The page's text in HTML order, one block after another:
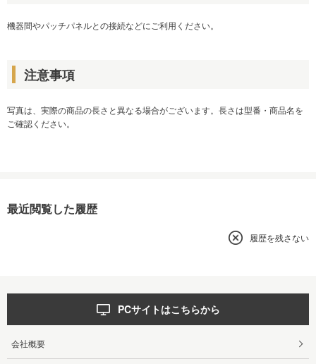
機器間やパッチパネルとの接続などにご利用ください。
注意事項
写真は、実際の商品の長さと異なる場合がございます。長さは型番・商品名を
ご確認ください。
最近閲覧した履歴
履歴を残さない
PCサイトはこちらから
会社概要